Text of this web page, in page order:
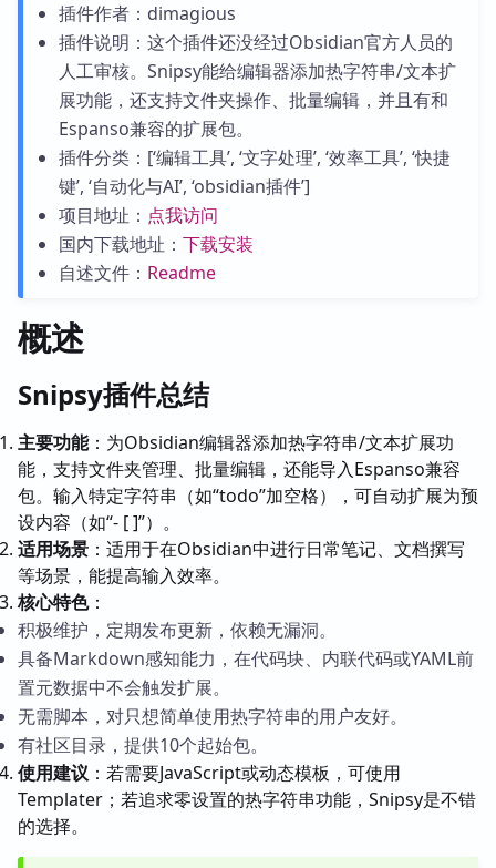
插件作者：dimagious
插件说明：这个插件还没经过Obsidian官方人员的
人工审核。Snipsy能给编辑器添加热字符串/文本扩
展功能，还支持文件夹操作、批量编辑，并且有和
Espanso兼容的扩展包。
插件分类：[‘编辑工具’, ‘文字处理’, ‘效率工具’, ‘快捷
键’, ‘自动化与AI’, ‘obsidian插件’]
项目地址： 点我访问
国内下载地址： 下载安装
自述文件： Readme
概述
Snipsy插件总结
主要功能：为Obsidian编辑器添加热字符串/文本扩展功
能，支持文件夹管理、批量编辑，还能导入Espanso兼容
包。输入特定字符串（如“todo”加空格），可自动扩展为预
设内容（如“- [ ]”）。
适用场景 ：适用于在Obsidian中进行日常笔记、文档撰写
等场景，能提高输入效率。
核心特色：
积极维护，定期发布更新，依赖无漏洞。
具备Markdown感知能力，在代码块、内联代码或YAML前
置元数据中不会触发扩展。
无需脚本，对只想简单使用热字符串的用户友好。
有社区目录，提供10个起始包。
使用建议 ：若需要JavaScript或动态模板，可使用
Templater；若追求零设置的热字符串功能，Snipsy是不错
的选择。